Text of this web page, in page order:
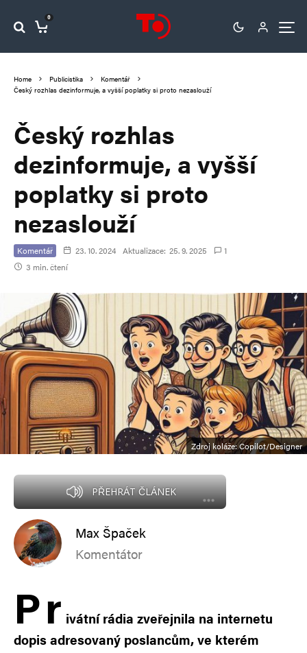
0
Home Publicistika
Komentář
Český rozhlas dezinformuje, a vyšší poplatky si proto nezaslouží
Český rozhlas
dezinformuje, a vyšší
poplatky si proto
nezaslouží
Komentář 23. 10. 2024 Aktualizace: 25. 9. 2025
1
3 min. čtení
Zdroj koláže: Copilot/Designer
PŘEHRÁT ČLÁNEK
Max Špaček
Komentátor
Pr ivátní rádia zveřejnila na internetu
dopis adresovaný poslancům, ve kterém